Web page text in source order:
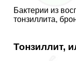
Бактерии из
тонзиллита,
Тонзиллит,